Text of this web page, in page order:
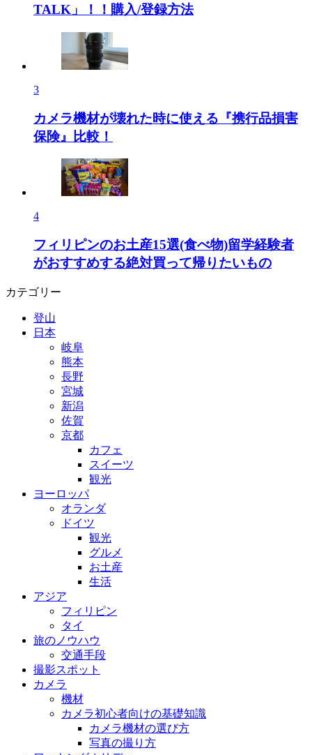
TALK」！！購入/登録方法
3
カメラ機材が壊れた時に使える『携行品損害
保険』比較！
4
フィリピンのお土産15選(食べ物)留学経験者
がおすすめする絶対買って帰りたいもの
カテゴリー
登山
日本
岐阜
熊本
長野
宮城
新潟
佐賀
京都
カフェ
スイーツ
観光
ヨーロッパ
オランダ
ドイツ
観光
グルメ
お土産
生活
アジア
フィリピン
タイ
旅のノウハウ
交通手段
撮影スポット
カメラ
機材
カメラ初心者向けの基礎知識
カメラ機材の選び方
写真の撮り方